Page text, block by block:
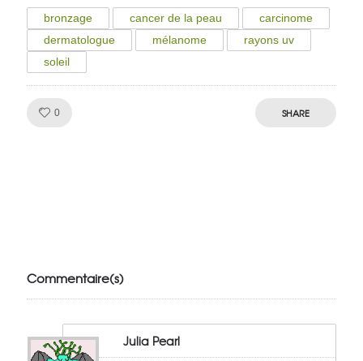
bronzage cancer de la peau
carcinome
dermatologue
mélanome
rayons uv
soleil
0 SHARE
Commentaire(s)
Julia Pearl